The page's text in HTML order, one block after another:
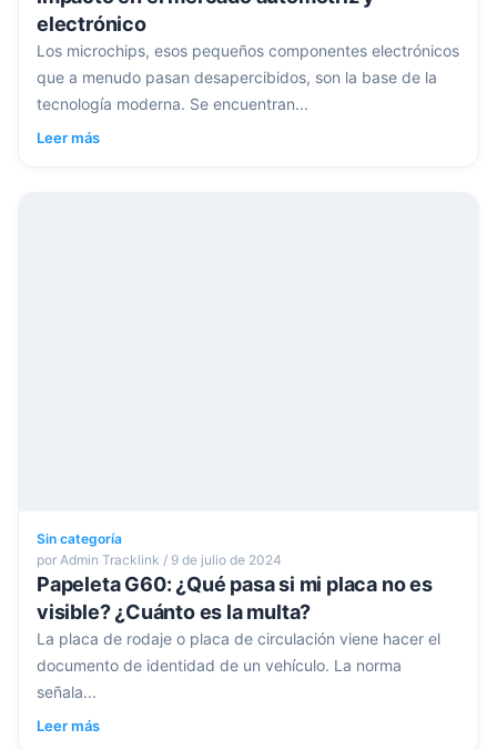
electrónico
Los microchips, esos pequeños componentes electrónicos
que a menudo pasan desapercibidos, son la base de la
tecnología moderna. Se encuentran...
Leer más
Sin categoría
por Admin Tracklink / 9 de julio de 2024
Papeleta G60: ¿Qué pasa si mi placa no es
visible? ¿Cuánto es la multa?
La placa de rodaje o placa de circulación viene hacer el
documento de identidad de un vehículo. La norma
señala...
Leer más